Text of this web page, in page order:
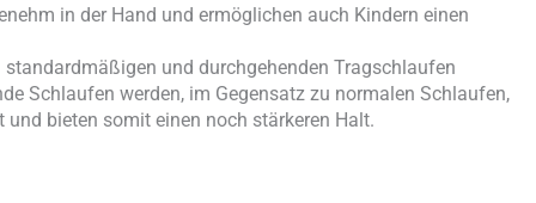
in der Hand und ermöglichen auch Kindern einen
und durchgehenden Tragschlaufen
Schlaufen werden, im Gegensatz zu normalen Schlaufen,
bieten somit einen noch stärkeren Halt.